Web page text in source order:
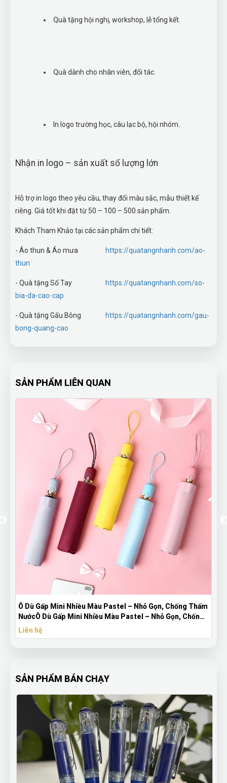
Quà tặng hội nghị, workshop, lễ tổng kết.
Quà dành cho nhân viên, đối tác.
In logo trường học, câu lạc bộ, hội nhóm.
Nhận in logo – sản xuất số lượng lớn
Hỗ trợ in logo theo yêu cầu, thay đổi màu sắc, mẫu thiết kế
riêng. Giá tốt khi đặt từ 50 – 100 – 500 sản phẩm.
Khách Tham Khảo tại các sản phẩm chi tiết:
- Áo thun & Áo mưa
https://quatangnhanh.com/ao-
thun
- Quà tặng Sổ Tay
https://quatangnhanh.com/so-
bia-da-cao-cap
- Quà tặng Gấu Bông
https://quatangnhanh.com/gau-
bong-quang-cao
SẢN PHẨM LIÊN QUAN
Ô Dù Gấp Mini Nhiều Màu Pastel – Nhỏ Gọn, Chống Thấm
NướcÔ Dù Gấp Mini Nhiều Màu Pastel – Nhỏ Gọn, Chống
Thấm Nước
Liên hệ
SẢN PHẨM BÁN CHẠY